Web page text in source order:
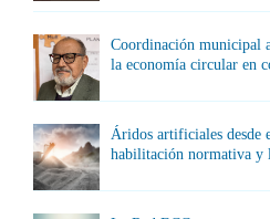
Coordinación municipal
la economía circular en
Áridos artificiales desde
habilitación normativa y